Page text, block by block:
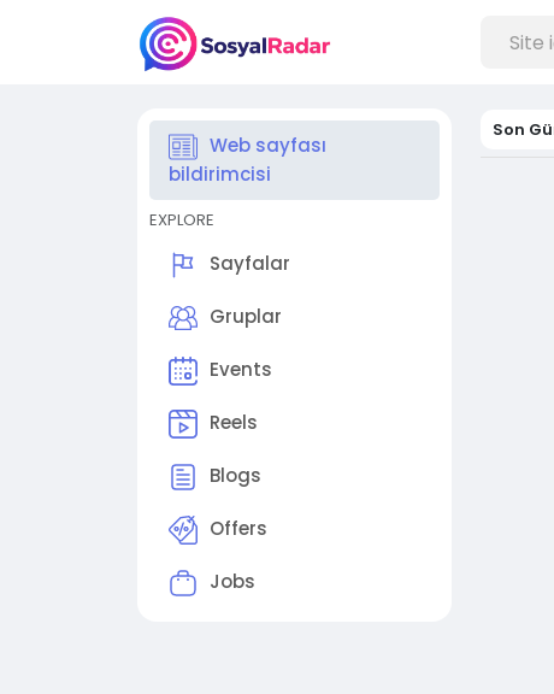
Web sayfası
bildirimcisi
EXPLORE
Sayfalar
Gruplar
Events
Reels
Blogs
Offers
Jobs
Son